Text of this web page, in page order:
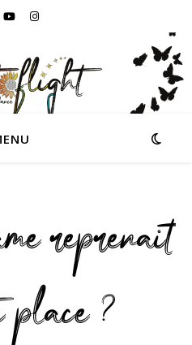
reprenait
place ?